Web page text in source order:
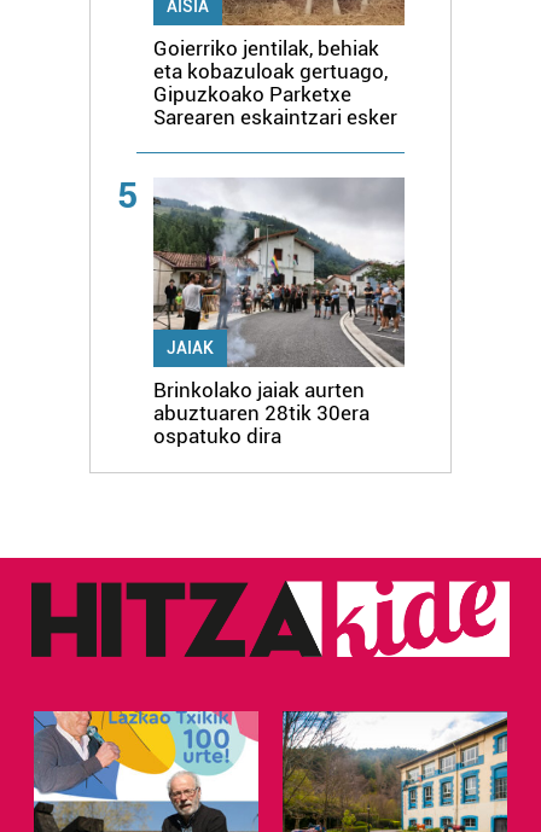
AISIA
Goierriko jentilak, behiak
eta kobazuloak gertuago,
Gipuzkoako Parketxe
Sarearen eskaintzari esker
5
JAIAK
Brinkolako jaiak aurten
abuztuaren 28tik 30era
ospatuko dira